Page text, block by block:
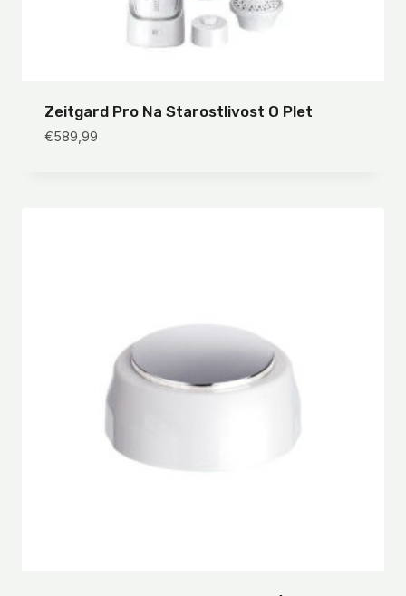
Zeitgard Pro Na Starostlivost O Plet
€589,99